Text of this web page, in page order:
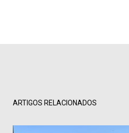
ARTIGOS RELACIONADOS